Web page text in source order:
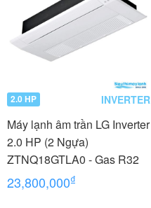
2.0 HP INVERTER
Máy lạnh âm trần LG Inverter
2.0 HP (2 Ngựa)
ZTNQ18GTLA0 - Gas R32
23,800,000₫